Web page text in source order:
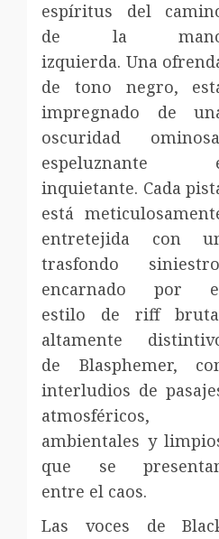
espíritus del
de la
izquierda. Una
de tono negro,
impregnado de
oscuridad
espeluznante
inquietante. Cada
está
entretejida con
trasfondo
encarnado por
estilo de riff
altamente
de Blasphemer,
interludios de
atmosféricos,
ambientales y
que se
entre el caos.
Las voces de